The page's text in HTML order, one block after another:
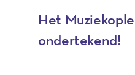
Het
ondertekend!